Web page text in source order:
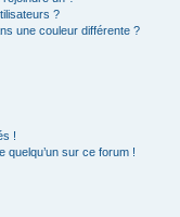
?
une couleur différente ?
!
quelqu’un sur ce forum !